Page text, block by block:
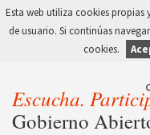
Esta web utiliza cookies propias
de usuario. Si continúas
cookies.
Escucha.
Gobierno